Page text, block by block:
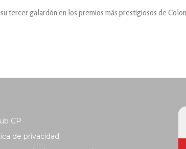
tercer galardón en los premios más prestigiosos de
CP
de privacidad